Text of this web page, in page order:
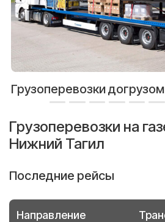
Грузоперевозки догрузом
Грузоперевозки на
Нижний Тагил
Последние рейсы
Направление